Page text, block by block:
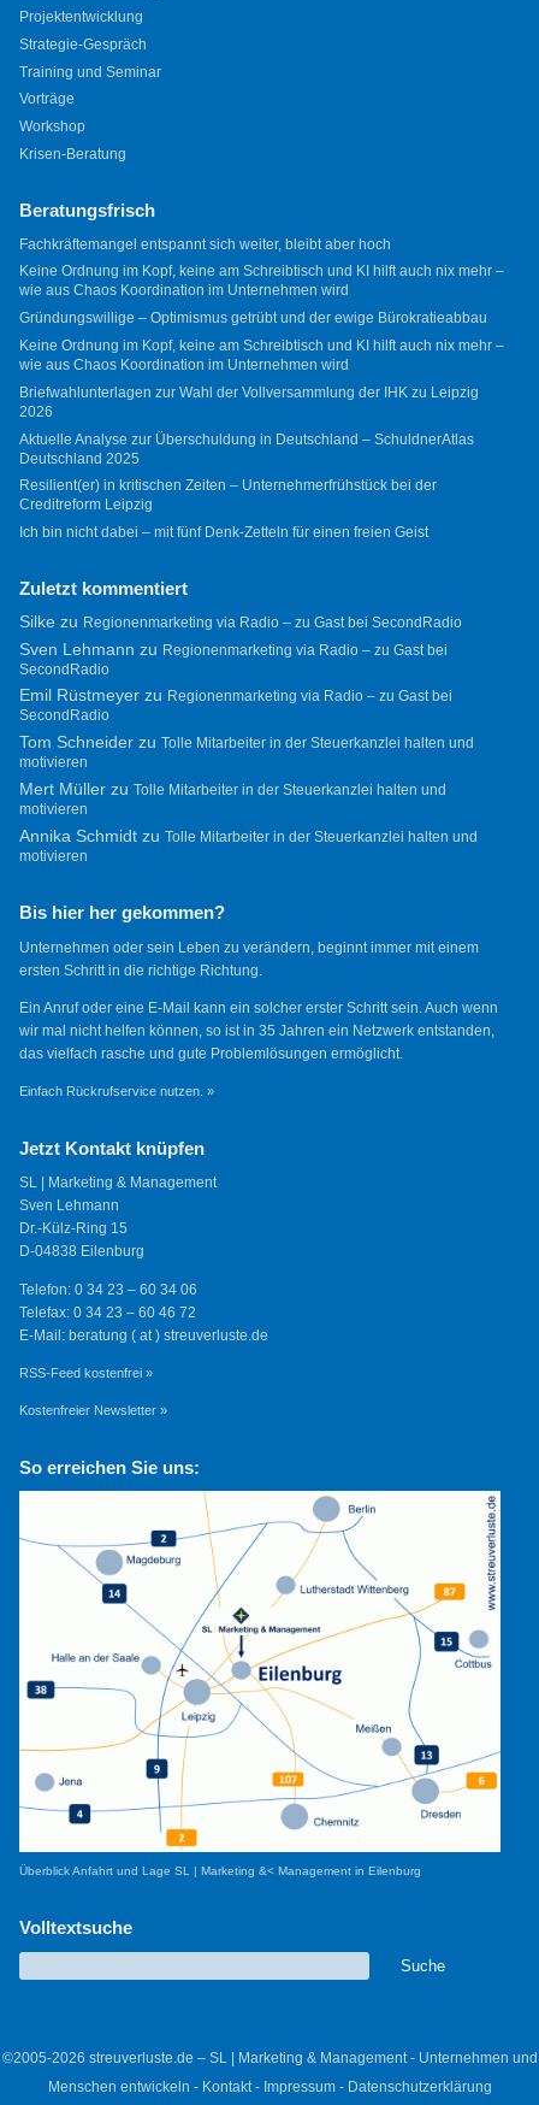
Projektentwicklung
Strategie-Gespräch
Training und Seminar
Vorträge
Workshop
Krisen-Beratung
Beratungsfrisch
Fachkräftemangel entspannt sich weiter, bleibt aber hoch
Keine Ordnung im Kopf, keine am Schreibtisch und KI hilft auch nix mehr –
wie aus Chaos Koordination im Unternehmen wird
Gründungswillige – Optimismus getrübt und der ewige Bürokratieabbau
Keine Ordnung im Kopf, keine am Schreibtisch und KI hilft auch nix mehr –
wie aus Chaos Koordination im Unternehmen wird
Briefwahlunterlagen zur Wahl der Vollversammlung der IHK zu Leipzig
2026
Aktuelle Analyse zur Überschuldung in Deutschland – SchuldnerAtlas
Deutschland 2025
Resilient(er) in kritischen Zeiten – Unternehmerfrühstück bei der
Creditreform Leipzig
Ich bin nicht dabei – mit fünf Denk-Zetteln für einen freien Geist
Zuletzt kommentiert
Silkezu Regionenmarketing via Radio – zu Gast bei SecondRadio
Sven Lehmann zu Regionenmarketing via Radio – zu Gast bei
SecondRadio
Emil Rüstmeyerzu Regionenmarketing via Radio – zu Gast bei
SecondRadio
Tom Schneiderzu Tolle Mitarbeiter in der Steuerkanzlei halten und
motivieren
Mert Müllerzu Tolle Mitarbeiter in der Steuerkanzlei halten und
motivieren
Annika Schmidtzu Tolle Mitarbeiter in der Steuerkanzlei halten und
motivieren
Bis hier her gekommen?
Unternehmen oder sein Leben zu verändern, beginnt immer mit einem
ersten Schritt in die richtige Richtung.
Ein Anruf oder eine E-Mail kann ein solcher erster Schritt sein. Auch wenn
wir mal nicht helfen können, so ist in 35 Jahren ein Netzwerk entstanden,
das vielfach rasche und gute Problemlösungen ermöglicht.
Einfach Rückrufservice nutzen. »
Jetzt Kontakt knüpfen
SL | Marketing & Management
Sven Lehmann
Dr.-Külz-Ring 15
D-04838 Eilenburg
Telefon: 0 34 23 – 60 34 06
Telefax: 0 34 23 – 60 46 72
E-Mail: beratung ( at ) streuverluste.de
RSS-Feed kostenfrei »
Kostenfreier Newsletter »
So erreichen Sie uns:
Überblick Anfahrt und Lage SL | Marketing &< Management in Eilenburg
Volltextsuche
©2005-2026 streuverluste.de – SL | Marketing & Management - Unternehmen und
Menschen entwickeln - Kontakt- Impressum- Datenschutzerklärung